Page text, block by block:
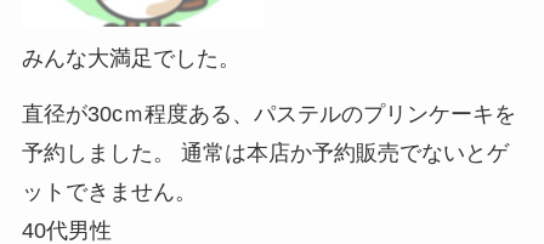
みんな大満足でした。
直径が30cｍ程度ある、パステルのプリンケーキを
予約しました。 通常は本店か予約販売でないとゲ
ットできません。
40代男性